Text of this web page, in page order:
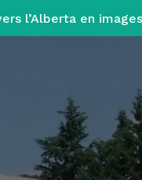
l’Alberta en